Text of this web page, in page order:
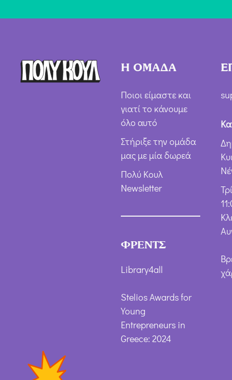
Η ΟΜΑΔΑ
Ποιοι είμαστε και
γιατί το κάνουμε
όλο αυτό
Στήριξε την ομάδα
μας με μία δωρεά
Πολύ Κουλ
Newsletter
ΦΡΕΝΤΣ
Library4all
Stelios Awards for
Young
Entrepreneurs in
Greece: 2024